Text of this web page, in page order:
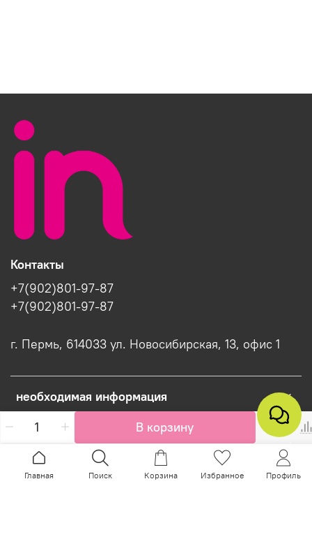
В корзину
необходимая информация
Контакты
+7(902)801-97-87
+7(902)801-97-87
г. Пермь, 614033 ул. Новосибирская, 13, офис 1
Интернет-магазин создан на InSales
Главная Поиск Корзина Избранное Профиль